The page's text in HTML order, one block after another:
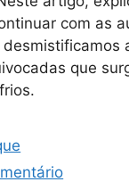
com as
que